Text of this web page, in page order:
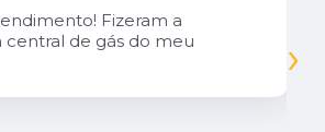
Fizeram a
central de gás do meu
›